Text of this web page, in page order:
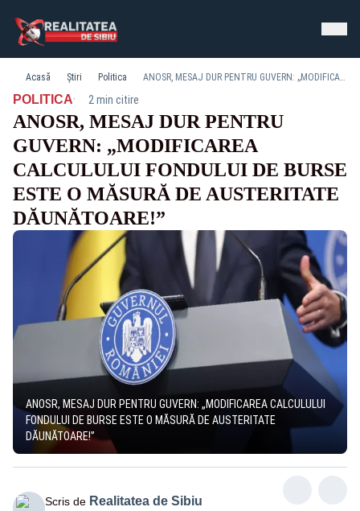
Acasă Știri Politica ANOSR, MESAJ DUR PENTRU GUVERN: „MODIFICAREA CALCULULUI FONDULUI DE BURSE ESTE O MĂSURĂ DE AUSTERITATE DĂUNĂTOARE!”
POLITICA· 2 min citire
ANOSR, MESAJ DUR PENTRU
GUVERN: „MODIFICAREA
CALCULULUI FONDULUI DE BURSE
ESTE O MĂSURĂ DE AUSTERITATE
DĂUNĂTOARE!”
ANOSR, MESAJ DUR PENTRU GUVERN: „MODIFICAREA CALCULULUI
FONDULUI DE BURSE ESTE O MĂSURĂ DE AUSTERITATE
DĂUNĂTOARE!”
Scris de Realitatea de Sibiu